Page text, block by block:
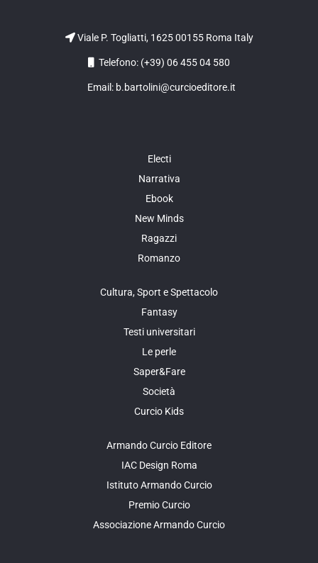
Viale P. Togliatti, 1625 00155 Roma Italy
Telefono: (+39) 06 455 04 580
Email: b.bartolini@curcioeditore.it
Electi
Narrativa
Ebook
New Minds
Ragazzi
Romanzo
Cultura, Sport e Spettacolo
Fantasy
Testi universitari
Le perle
Saper&Fare
Società
Curcio Kids
Armando Curcio Editore
IAC Design Roma
Istituto Armando Curcio
Premio Curcio
Associazione Armando Curcio